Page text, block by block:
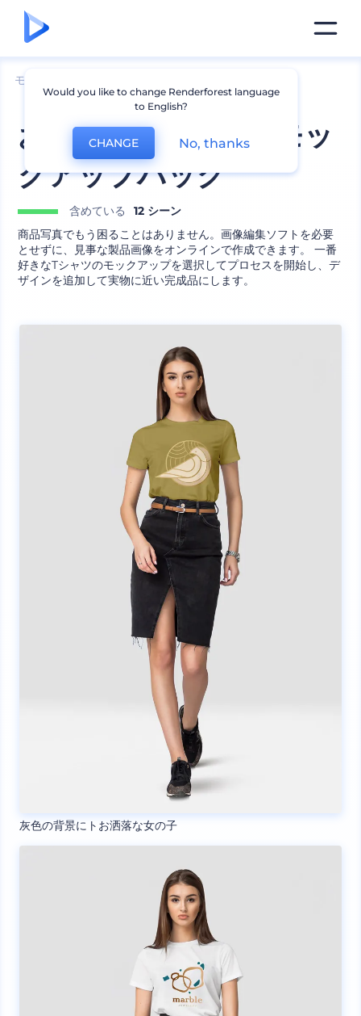
モックアップ
おしゃれなTシャツモッ
クアップパック
含めている
12 シーン
商品写真でもう困ることはありません。画像編集ソフトを必要
とせずに、見事な製品画像をオンラインで作成できます。 一番
好きなTシャツのモックアップを選択してプロセスを開始し、デ
ザインを追加して実物に近い完成品にします。
灰色の背景にトお洒落な女の子
Would you like to change Renderforest language
to English?
CHANGE No, thanks